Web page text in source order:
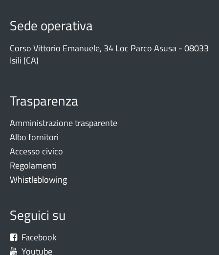
Sede operativa
Corso Vittorio Emanuele, 34 Loc Parco Asusa - 08033
Isili (CA)
Trasparenza
Amministrazione trasparente
Albo fornitori
Accesso civico
Regolamenti
Whistleblowing
Seguici su
Facebook
Youtube